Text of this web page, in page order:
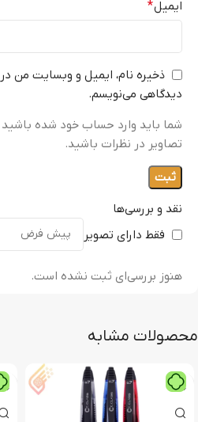
نقد و بررسی‌ها
فقط دارای تصویر
هنوز بررسی‌ای ثبت نشده است.
ایمیل*
ذخیره نام، ایمیل و وبسایت من در
دیدگاهی می‌نویسم.
شما باید وارد حساب خود شده باشید
تصاویر در نظرات باشید.
محصولات مشابه